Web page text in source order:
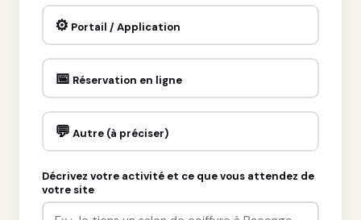
⚙️ Portail / Application
📅 Réservation en ligne
💬 Autre (à préciser)
Décrivez votre activité et ce que vous attendez de
votre site